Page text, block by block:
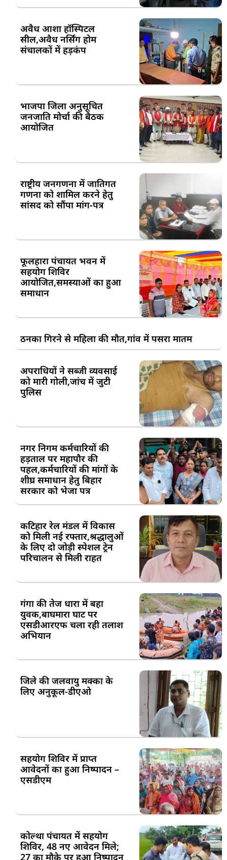
अवैध आशा हॉस्पिटल
सील,अवैध नर्सिंग होम
संचालकों में हड़कंप
भाजपा जिला अनुसूचित
जनजाति मोर्चा की बैठक
आयोजित
राष्ट्रीय जनगणना में जातिगत
गणना को शामिल करने हेतु
सांसद को सौंपा मांग-पत्र
फूलहारा पंचायत भवन में
सहयोग शिविर
आयोजित,समस्याओं का हुआ
समाधान
ठनका गिरने से महिला की मौत,गांव में पसरा मातम
अपराधियों ने सब्जी व्यवसाई
को मारी गोली,जांच में जुटी
पुलिस
नगर निगम कर्मचारियों की
हड़ताल पर महापौर की
पहल,कर्मचारियों की मांगों के
शीघ्र समाधान हेतु बिहार
सरकार को भेजा पत्र
कटिहार रेल मंडल में विकास
को मिली नई रफ्तार,श्रद्धालुओं
के लिए दो जोड़ी स्पेशल ट्रेन
परिचालन से मिली राहत
गंगा की तेज धारा में बहा
युवक,बाघमारा घाट पर
एसडीआरएफ चला रही तलाश
अभियान
जिले की जलवायु मक्का के
लिए अनुकूल-डीएओ
सहयोग शिविर में प्राप्त
आवेदनों का हुआ निष्पादन –
एसडीएम
कोल्था पंचायत में सहयोग
शिविर, 48 नए आवेदन मिले;
27 का मौके पर हुआ निष्पादन